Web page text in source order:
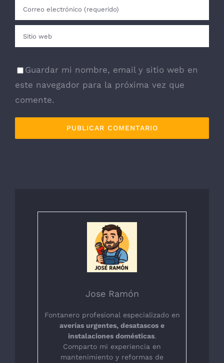
Guardar mi nombre, email y sitio web en
este navegador para la próxima vez que
comente.
Jose Ramón
Fontanero profesional especializado en
averías urgentes, desatascos e
instalaciones domésticas.
Comparto mi experiencia en
mantenimiento y reformas de